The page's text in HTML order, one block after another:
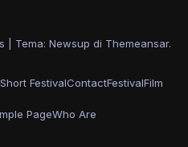
Tema: Newsup di Themeansar.
FestivalContactFestivalFilm
PageWho Are